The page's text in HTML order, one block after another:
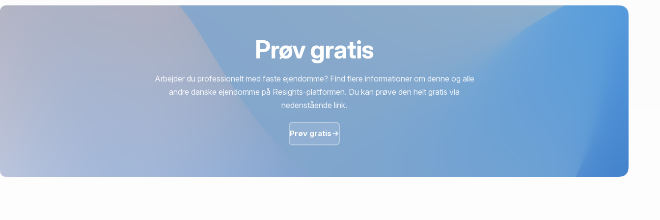
Prøv gratis
Arbejder du professionelt med faste ejendomme? Find flere informationer om denne og alle
andre danske ejendomme på Resights-platformen. Du kan prøve den helt gratis via
nedenstående link.
Prøv gratis